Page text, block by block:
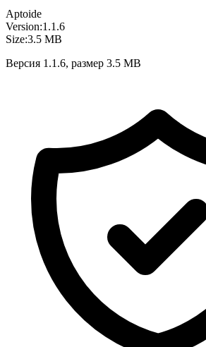
Aptoide
Version:1.1.6
Size:3.5 MB
Версия 1.1.6, размер 3.5 MB